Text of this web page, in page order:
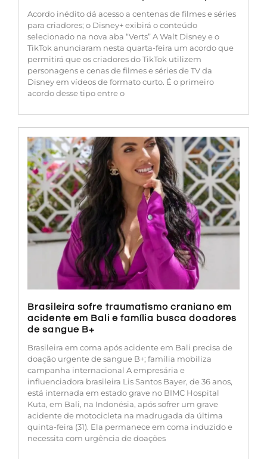
Acordo inédito dá acesso a centenas de filmes e séries
para criadores; o Disney+ exibirá o conteúdo
selecionado na nova aba “Verts” A Walt Disney e o
TikTok anunciaram nesta quarta-feira um acordo que
permitirá que os criadores do TikTok utilizem
personagens e cenas de filmes e séries de TV da
Disney em vídeos de formato curto. É o primeiro
acordo desse tipo entre o
Brasileira sofre traumatismo craniano em
acidente em Bali e família busca doadores
de sangue B+
Brasileira em coma após acidente em Bali precisa de
doação urgente de sangue B+; família mobiliza
campanha internacional A empresária e
influenciadora brasileira Lis Santos Bayer, de 36 anos,
está internada em estado grave no BIMC Hospital
Kuta, em Bali, na Indonésia, após sofrer um grave
acidente de motocicleta na madrugada da última
quinta-feira (31). Ela permanece em coma induzido e
necessita com urgência de doações